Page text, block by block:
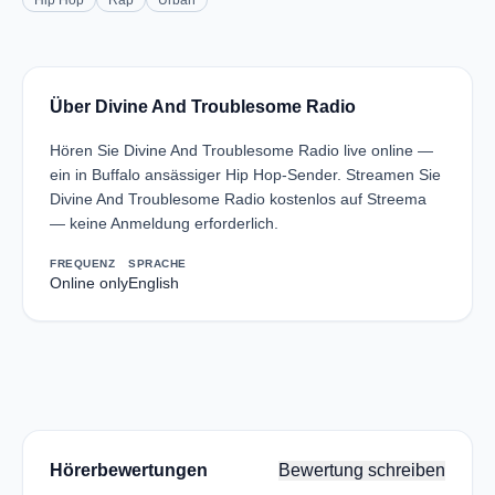
Über Divine And Troublesome Radio
Hören Sie Divine And Troublesome Radio live online —
ein in Buffalo ansässiger Hip Hop-Sender. Streamen Sie
Divine And Troublesome Radio kostenlos auf Streema
— keine Anmeldung erforderlich.
FREQUENZ
Online only
SPRACHE
English
Hörerbewertungen Bewertung schreiben